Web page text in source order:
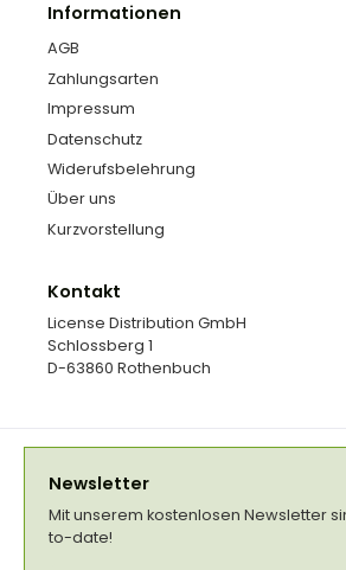
Informationen
AGB
Zahlungsarten
Impressum
Datenschutz
Widerufsbelehrung
Über uns
Kurzvorstellung
Kontakt
License Distribution GmbH
Schlossberg 1
D-63860 Rothenbuch
Newsletter
Mit unserem kostenlosen Newsletter
to-date!